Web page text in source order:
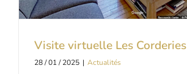
Visite virtuelle Les Corderies
28 / 01 / 2025 | Actualités